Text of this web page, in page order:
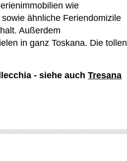
wie
ähnliche Feriendomizile
Außerdem
in ganz Toskana. Die tollen
- siehe auch Tresana